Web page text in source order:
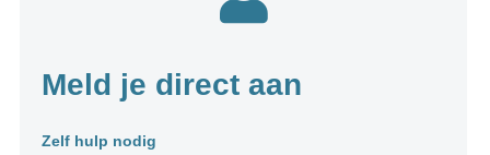
Meld je direct aan
Zelf hulp nodig